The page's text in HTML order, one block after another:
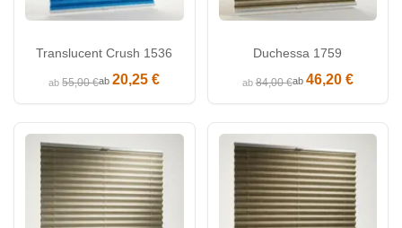
Translucent Crush 1536
ab55,00 €ab20,25 €
Duchessa 1759
ab84,00 €ab 46,20 €